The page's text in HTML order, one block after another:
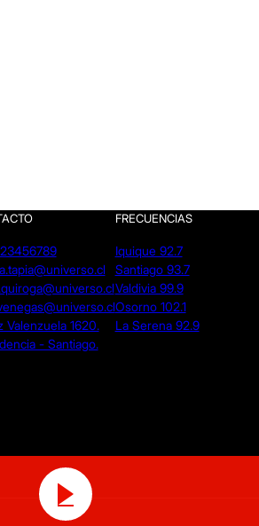
Valenzuela 1620.
- Santiago.
FRECUENCIAS
Iquique 92.7
Santiago 93.7
Valdivia 99.9
Osorno 102.1
La Serena 92.9